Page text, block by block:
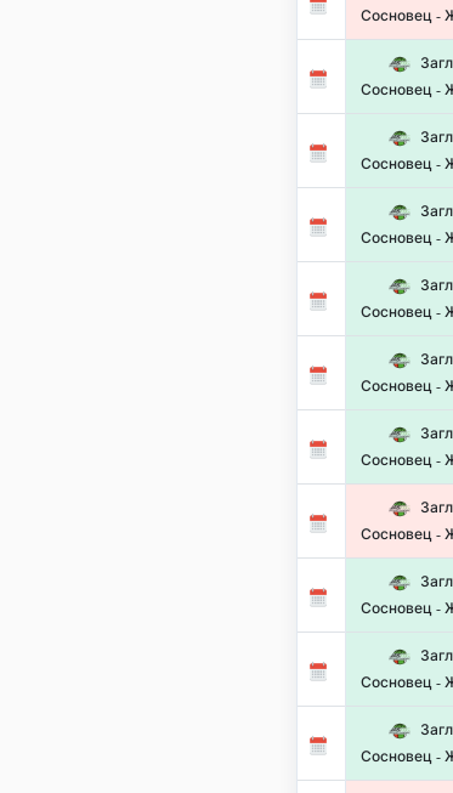
Сосновец -
Сосновец -
Сосновец -
Сосновец -
Сосновец -
Сосновец -
Сосновец -
Сосновец -
Сосновец -
Сосновец -
Сосновец -